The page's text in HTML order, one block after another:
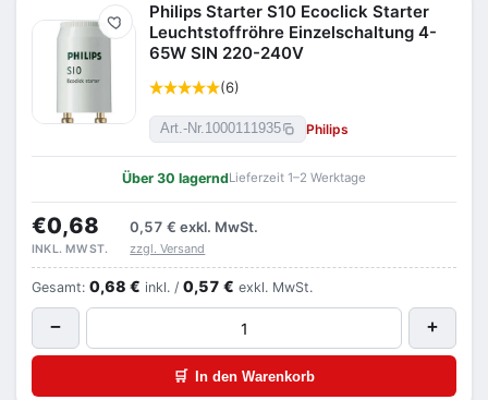
Merken
Philips Starter S10 Ecoclick Starter
Leuchtstoffröhre Einzelschaltung 4-
65W SIN 220-240V
(6)
Art.-Nr.1000111935 Philips
Über 30 lagerndLieferzeit 1–2 Werktage
€0,68 0,57 € exkl. MwSt.
INKL. MWST. zzgl. Versand
Gesamt: 0,68 € inkl. / 0,57 € exkl. MwSt.
− +
🛒 In den Warenkorb